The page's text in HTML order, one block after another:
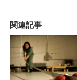
関連記事